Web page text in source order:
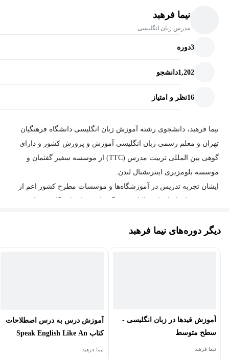
نیما فرهبد
مدرس زبان انگلیسی
3دوره
1,202دانشجو
16نظر و امتیاز
نیما فرهبد، دانشجوی رشته آموزش زبان انگلیسی دانشگاه فرهنگیان
تهران و معلم رسمی زبان انگلیسی آموزش و پرورش کشور و دارای
گوهی بین المللی تربیت مدرس (TTC) از موسسه سفیر گفتمان و
موسسه بلومزبری اینترنشنال لندن.
ایشان تجربه تدریس در آموزشگاه‌ها و موسسات مطرح کشور اعم از
دیگر دوره‌های نیما فرهبد
آموزش قیدها در زبان انگلیسی -
سطح متوسط
نیما فرهبد
آموزش درس به درس اصطلاحات
کتاب Speak English Like An
American ترم A
نیما فرهبد